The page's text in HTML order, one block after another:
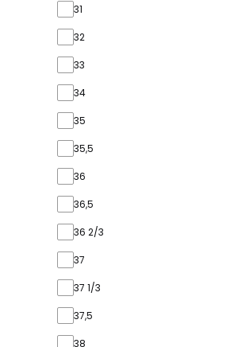
31
32
33
34
35
35,5
36
36,5
36 2/3
37
37 1/3
37,5
38